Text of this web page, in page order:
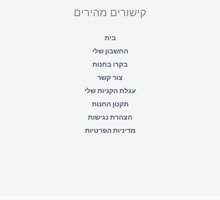
o
p
p
קישורים מהירים
בית
החשבון שלי
בקרו בחנות
צור קשר
עגלת הקניות שלי
תקנון החנות
הצהרת נגישות
מדיניות הפרטיות